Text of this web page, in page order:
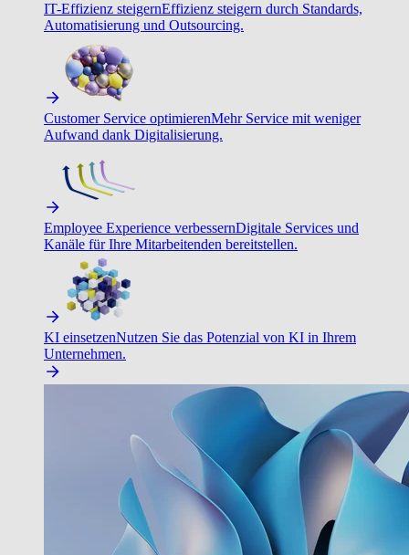
IT-Effizienz steigernEffizienz steigern durch Standards,
Automatisierung und Outsourcing.
Customer Service optimierenMehr Service mit weniger
Aufwand dank Digitalisierung.
Employee Experience verbessernDigitale Services und
Kanäle für Ihre Mitarbeitenden bereitstellen.
KI einsetzenNutzen Sie das Potenzial von KI in Ihrem
Unternehmen.